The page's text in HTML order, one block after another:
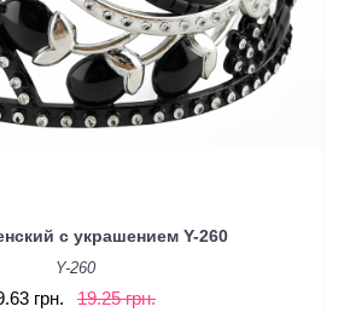
с украшением Y-260
Y-260
грн. 19.25 грн.